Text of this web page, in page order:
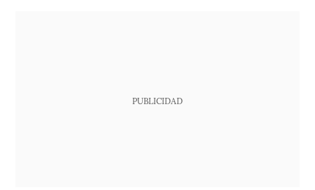
PUBLICIDAD